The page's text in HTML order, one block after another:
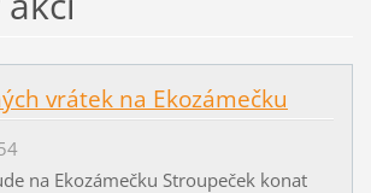
vrátek na Ekozámečku
na Ekozámečku Stroupeček konat